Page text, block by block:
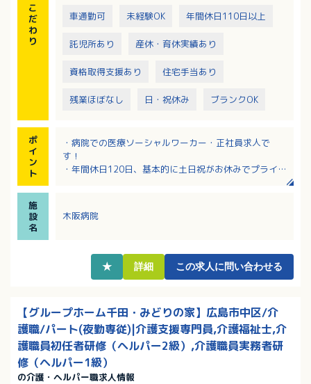
こ
だ
わ
り
車通勤可 未経験OK 年間休日110日以上
託児所あり 産休・育休実績あり
資格取得支援あり 住宅手当あり
残業ほぼなし 日・祝休み ブランクOK
ポ
イ
ン
ト
・病院での医療ソーシャルワーカー・正社員求人で
す！
・年間休日120日、基本的に土日祝がお休みでプライベ
・賞与年2回、3.70ヶ月分前年度実績あり
・「広島県仕事と家庭の両立支援企業」として登録さ
施
設
名
木阪病院
★ 詳細 この求人に問い合わせる
【グループホーム千田・みどりの家】広島市中区/介
護職/パート(夜勤専従)|介護支援専門員,介護福祉士,介
護職員初任者研修（ヘルパー2級）,介護職員実務者研
修（ヘルパー1級）
の介護・ヘルパー職求人情報